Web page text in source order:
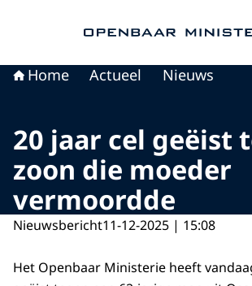
Home Actueel Nieuws
20 jaar cel geëist
zoon die moeder
vermoordde
Nieuwsbericht11-12-2025 | 15:08
Het Openbaar Ministerie heeft